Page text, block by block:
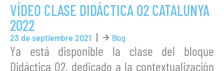
VÍDEO CLASE DIDÁCTICA 02 CATALUNYA
2022
23 de septiembre 2021 Blog
Ya está disponible la clase del bloque
Didáctica 02, dedicado a la contextualización